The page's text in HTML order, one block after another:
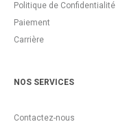
Politique de Confidentialité
Paiement
Carrière
NOS SERVICES
Contactez-nous